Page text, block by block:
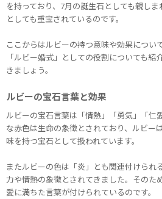
を持っており、7月の誕生石としても親し
としても重宝されているのです。
ここからはルビーの持つ意味や効果につい
「ルビー婚式」としての役割についても
きましょう。
ルビーの宝石言葉と効果
ルビーの宝石言葉は「情熱」「勇気」「仁
な赤色は生命の象徴とされており、ルビー
味を持つ宝石として扱われています。
またルビーの色は「炎」とも関連付けられ
力や情熱の象徴とされてきました。そのた
愛に満ちた言葉が付けられているのです。